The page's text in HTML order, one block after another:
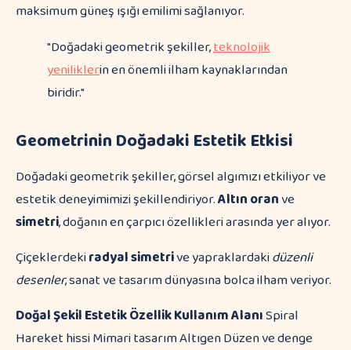
maksimum güneş ışığı emilimi sağlanıyor.
"Doğadaki geometrik şekiller,teknolojik
yeniliklerin en önemli ilham kaynaklarından
biridir."
Geometrinin Doğadaki Estetik Etkisi
Doğadaki geometrik şekiller, görsel algımızı etkiliyor ve
estetik deneyimimizi şekillendiriyor.Altın oranve
simetri, doğanın en çarpıcı özellikleri arasında yer alıyor.
Çiçeklerdekiradyal simetrive yapraklardakidüzenli
desenler, sanat ve tasarım dünyasına bolca ilham veriyor.
Doğal ŞekilEstetik ÖzellikKullanım AlanıSpiral
Hareket hissi Mimari tasarım Altıgen Düzen ve denge